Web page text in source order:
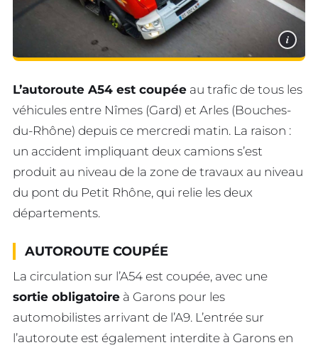
i
L’autoroute A54 est coupée au trafic de tous les
véhicules entre Nîmes (Gard) et Arles (Bouches-
du-Rhône) depuis ce mercredi matin. La raison :
un accident impliquant deux camions s’est
produit au niveau de la zone de travaux au niveau
du pont du Petit Rhône, qui relie les deux
départements.
AUTOROUTE COUPÉE
La circulation sur l’A54 est coupée, avec une
sortie obligatoire à Garons pour les
automobilistes arrivant de l’A9. L’entrée sur
l’autoroute est également interdite à Garons en